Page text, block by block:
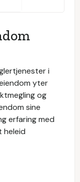
i
yter
og
sine
erfaring med
heleid